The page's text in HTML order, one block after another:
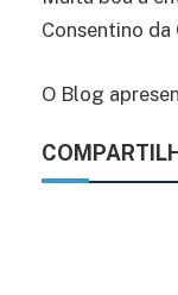
Consentino da
O Blog